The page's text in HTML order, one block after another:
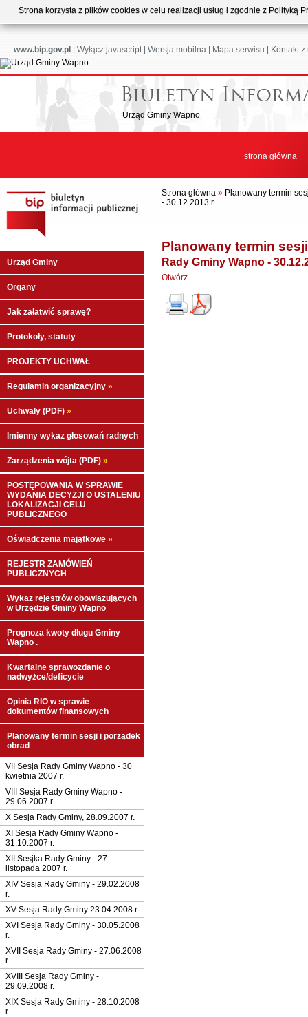
Strona korzysta z plików cookies w celu realizacji usług i zgodnie z
www.bip.gov.pl Wyłącz javascript| Wersja mobilna Mapa serwisu Kontakt
Urząd Gminy Wapno
strona główna
Urząd Gminy
Organy
Jak załatwić sprawę?
Protokoły, statuty
PROJEKTY UCHWAŁ
Regulamin organizacyjny »
Uchwały (PDF) »
Imienny wykaz głosowań radnych
Zarządzenia wójta (PDF) »
POSTĘPOWANIA W SPRAWIE
WYDANIA DECYZJI O USTALENIU
LOKALIZACJI CELU
PUBLICZNEGO
Oświadczenia majątkowe »
REJESTR ZAMÓWIEŃ
PUBLICZNYCH
Wykaz rejestrów obowiązujących
w Urzędzie Gminy Wapno
Prognoza kwoty długu Gminy
Wapno .
Kwartalne sprawozdanie o
nadwyżce/deficycie
Opinia RIO w sprawie
dokumentów finansowych
Planowany termin sesji i porządek
obrad
VII Sesja Rady Gminy Wapno - 30
kwietnia 2007 r.
VIII Sesja Rady Gminy Wapno -
29.06.2007 r.
X Sesja Rady Gminy, 28.09.2007 r.
XI Sesja Rady Gminy Wapno -
31.10.2007 r.
XII Sesjka Rady Gminy - 27
listopada 2007 r.
XIV Sesja Rady Gminy - 29.02.2008
r.
XV Sesja Rady Gminy 23.04.2008 r.
XVI Sesja Rady Gminy - 30.05.2008
r.
XVII Sesja Rady Gminy - 27.06.2008
r.
XVIII Sesja Rady Gminy -
29.09.2008 r.
XIX Sesja Rady Gminy - 28.10.2008
r.
Strona główna » Planowany termin
- 30.12.2013 r.
Planowany termin
Rady Gminy Wapno -
Otwórz